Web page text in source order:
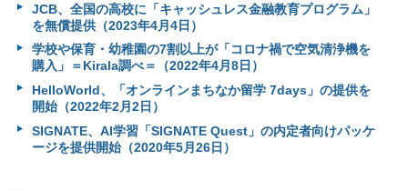
JCB、全国の高校に「キャッシュレス金融教育プログラム」
を無償提供（2023年4月4日）
学校や保育・幼稚園の7割以上が「コロナ禍で空気清浄機を
購入」＝Kirala調べ＝（2022年4月8日）
HelloWorld、「オンラインまちなか留学 7days」の提供を
開始（2022年2月2日）
SIGNATE、AI学習「SIGNATE Quest」の内定者向けパッケ
ージを提供開始（2020年5月26日）